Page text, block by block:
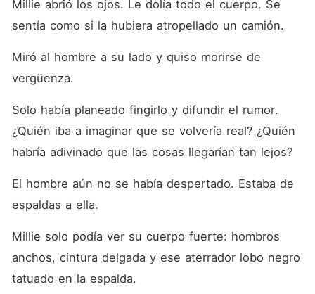
Millie abrió los ojos. Le dolía todo el cuerpo. Se
sentía como si la hubiera atropellado un camión.
Miró al hombre a su lado y quiso morirse de
vergüenza.
Solo había planeado fingirlo y difundir el rumor.
¿Quién iba a imaginar que se volvería real? ¿Quién
habría adivinado que las cosas llegarían tan lejos?
El hombre aún no se había despertado. Estaba de
espaldas a ella.
Millie solo podía ver su cuerpo fuerte: hombros
anchos, cintura delgada y ese aterrador lobo negro
tatuado en la espalda.